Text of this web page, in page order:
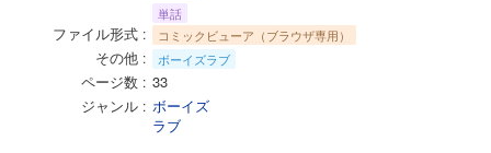
単話
ファイル形式 コミックビューア（ブラウザ専用）
その他 ボーイズラブ
ページ数
33
ジャンル
ボーイズ
ラブ